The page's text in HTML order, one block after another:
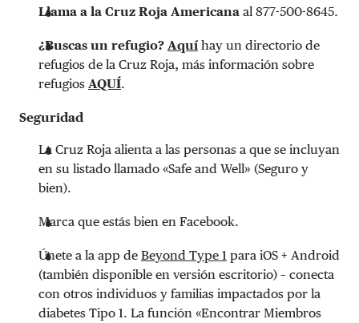
Llama a la Cruz Roja Americana al 877-500-8645.
¿Buscas un refugio? Aquí hay un directorio de
refugios de la Cruz Roja, más información sobre
refugios AQUÍ.
Seguridad
La Cruz Roja alienta a las personas a que se incluyan
en su listado llamado «Safe and Well» (Seguro y
bien).
Marca que estás bien en Facebook.
Únete a la app de Beyond Type 1 para iOS + Android
(también disponible en versión escritorio) – conecta
con otros individuos y familias impactados por la
diabetes Tipo 1. La función «Encontrar Miembros